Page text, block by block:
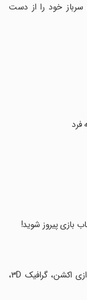
خود را از دست
فرد
بازی پیروز شوید!
‏کلیدواژه‌ها: نبرد اسباب بازی، بازی استراتژیک، تیراندازی اکشن، گرافیک ۳D،